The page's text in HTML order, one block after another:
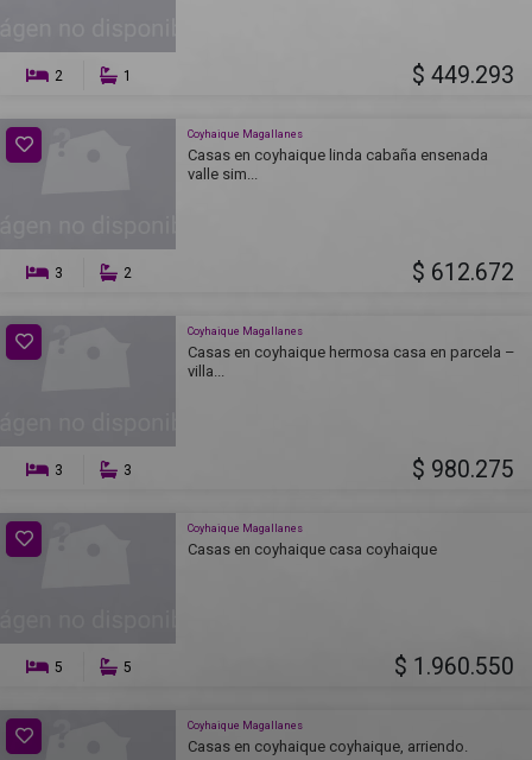
2 1 $ 449.293
Coyhaique Magallanes
Casas en coyhaique linda cabaña ensenada
valle sim...
3 2 $ 612.672
Coyhaique Magallanes
Casas en coyhaique hermosa casa en parcela –
villa...
3 3 $ 980.275
Coyhaique Magallanes
Casas en coyhaique casa coyhaique
5 5 $ 1.960.550
Coyhaique Magallanes
Casas en coyhaique coyhaique, arriendo.